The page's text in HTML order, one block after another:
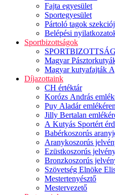
Fajta egyesület
Sportegyesület
Pártoló tagok
Belépési
Sportbizottságok
SPORTBIZOTTSÁG
Magyar
Magyar kutyafajták
Díjazottaink
CH értéktár
Korózs András
Puy Aladár
Jilly Bertalan
A Kutyás Sportért
Babérkoszorús
Aranykoszorús
Ezüstkoszorús
Bronzkoszorús
Szövetség Elnöke
Mestertenyésztő
Mestervezető